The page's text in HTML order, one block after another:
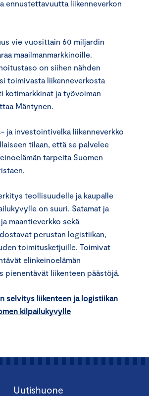
ennustettavuutta liikenneverkon
vie vuosittain 60 miljardin
maailmanmarkkinoille.
on siihen nähden
toimivasta liikenneverkosta
ja työvoiman
Mäntynen.
ja investointivelka liikenneverkko
tilaan, että se palvelee
tarpeita Suomen
teollisuudelle ja kaupalle
on suuri. Satamat ja
maantieverkko sekä
perustan logistiikan,
toimitusketjuille. Toimivat
elinkeinoelämän
pienentävät liikenteen päästöjä.
selvitys liikenteen ja logistiikan
kilpailukyvylle
Uutishuone